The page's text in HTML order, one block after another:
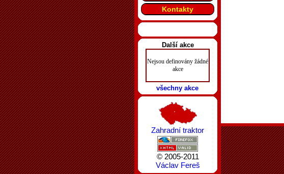
Kontakty
Další akce
Nejsou definovány žádné
akce
všechny akce
Zahradní traktor
© 2005-2011
Václav Fereš